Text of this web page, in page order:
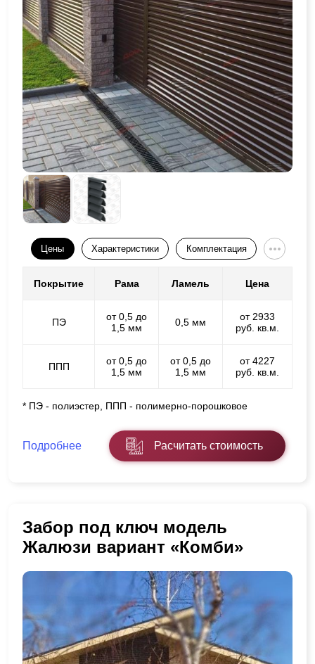
Цены Характеристики Комплектация
Покрытие Рама Ламель Цена
ПЭ
от 0,5 до
1,5 мм
0,5 мм
от 2933
руб. кв.м.
ППП
от 0,5 до
1,5 мм
от 0,5 до
1,5 мм
от 4227
руб. кв.м.
* ПЭ - полиэстер, ППП - полимерно-порошковое
Подробнее Расчитать стоимость
Забор под ключ модель
Жалюзи вариант «Комби»